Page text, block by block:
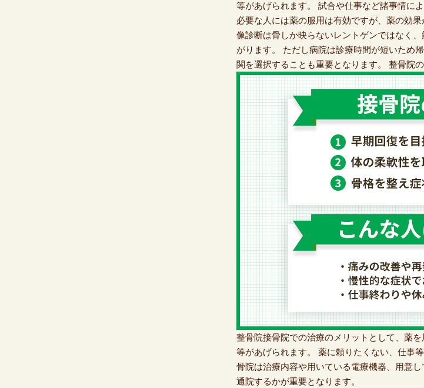
等があげられます。 試合や仕事など諸事情に
必要な人には薬の服用は有効ですが、薬の効
像診断は骨しか映らないレントゲンではなく
がります。 ただし病院は診療時間が短いため
関を選択することも重要となります。 整骨院
整骨院接骨院での治療のメリットとして、薬
等があげられます。 薬に頼りたくない、仕事
骨院は治療内容や用いている電療機器、用意
通院するかが重要となります。